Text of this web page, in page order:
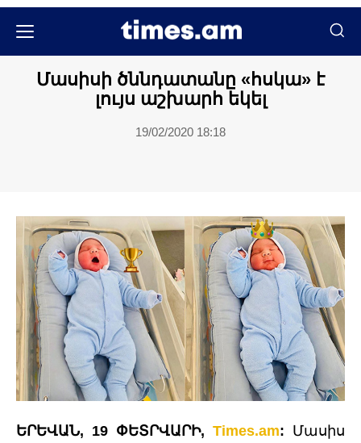
Մասիսի ծննդատանը «հսկա» է
լույս աշխարհ եկել
19/02/2020 18:18
ԵՐԵՎԱՆ, 19 ՓԵՏՐՎԱՐԻ, Times.am: Մասիս